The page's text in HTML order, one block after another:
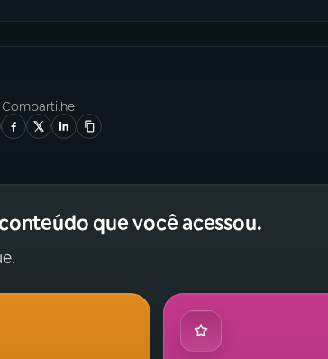
Compartilhe
que você acessou.